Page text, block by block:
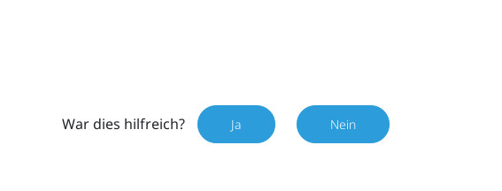
War dies hilfreich? Ja Nein